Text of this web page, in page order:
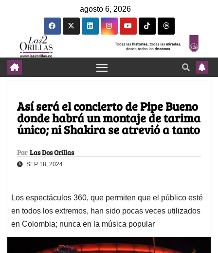
agosto 6, 2026
Así será el concierto de Pipe Bueno
donde habrá un montaje de tarima
único; ni Shakira se atrevió a tanto
Por Las Dos Orillas
SEP 18, 2024
Los espectáculos 360, que permiten que el público esté
en todos los extremos, han sido pocas veces utilizados
en Colombia; nunca en la música popular